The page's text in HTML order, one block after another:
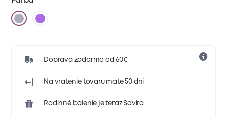
Doprava zadarmo od 60€
Na vrátenie tovaru máte 50 dní
Rodinné balenie je teraz Savira